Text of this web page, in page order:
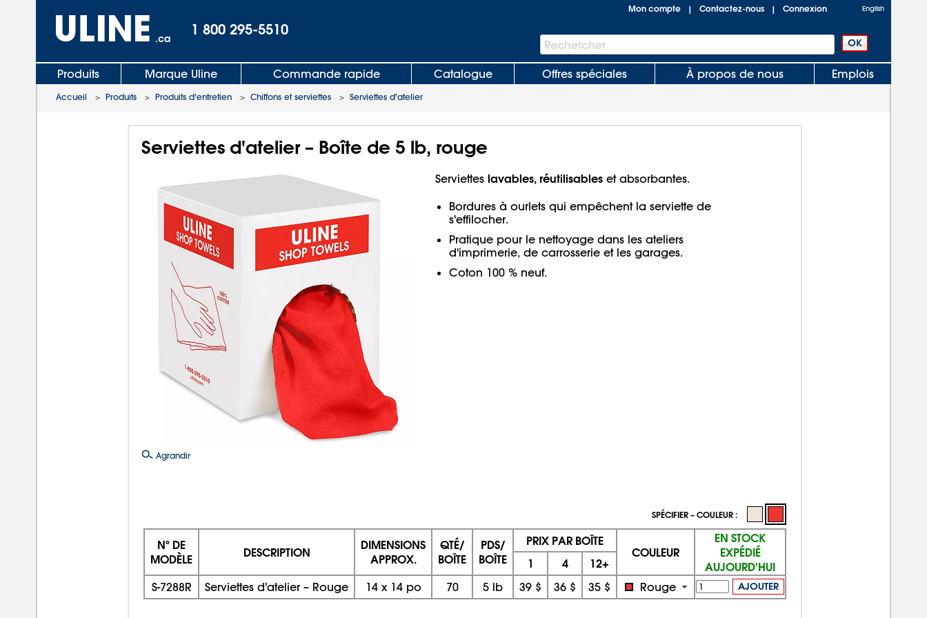
.ca
1 800 295-5510
Mon compte | Contactez-nous | Connexion English
Barre
de
recherche
Rechercher
Produits Marque Uline Commande rapide Catalogue Offres spéciales À propos de nous Emplois
Accueil > Produits > Produits d'entretien > Chiffons et serviettes > Serviettes d'atelier
Serviettes d'atelier – Boîte de 5 lb, rouge
Agrandir
Serviettes lavables, réutilisables et absorbantes.
Bordures à ourlets qui empêchent la serviette de
s'effilocher.
Pratique pour le nettoyage dans les ateliers
d'imprimerie, de carrosserie et les garages.
Coton 100 % neuf.
SPÉCIFIER – COULEUR :
Nº DE
MODÈLE
DESCRIPTION
DIMENSIONS
APPROX.
QTÉ/
BOÎTE
PDS/
BOÎTE
PRIX PAR BOÎTE
COULEUR
EN STOCK
EXPÉDIÉ
AUJOURD'HUI
1 4 12+
S-7288R Serviettes d'atelier – Rouge 14x 14 po 70 5 lb 39 $ 36 $ 35 $ Rouge AJOUTER